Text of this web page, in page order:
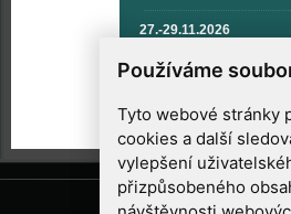
Používáme
Tyto webové stránky
cookies a další
vylepšení
přizpůsobeného
27.-29.11.2026
TECHNIKA A KOSMICKÉ
TECHNOLOGIE